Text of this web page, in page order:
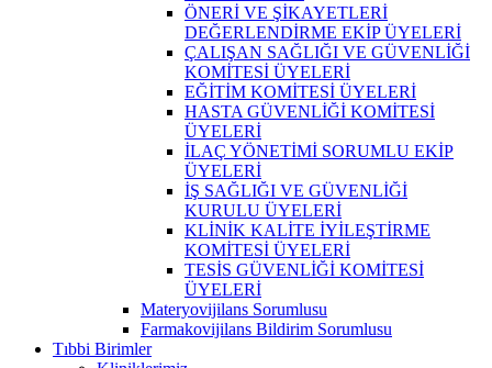
ÖNERİ VE ŞİKAYETLERİ
DEĞERLENDİRME EKİP ÜYELERİ
ÇALIŞAN SAĞLIĞI VE GÜVENLİĞİ
KOMİTESİ ÜYELERİ
EĞİTİM KOMİTESİ ÜYELERİ
HASTA GÜVENLİĞİ KOMİTESİ
ÜYELERİ
İLAÇ YÖNETİMİ SORUMLU EKİP
ÜYELERİ
İŞ SAĞLIĞI VE GÜVENLİĞİ
KURULU ÜYELERİ
KLİNİK KALİTE İYİLEŞTİRME
KOMİTESİ ÜYELERİ
TESİS GÜVENLİĞİ KOMİTESİ
ÜYELERİ
Materyovijilans Sorumlusu
Farmakovijilans Bildirim Sorumlusu
Tıbbi Birimler